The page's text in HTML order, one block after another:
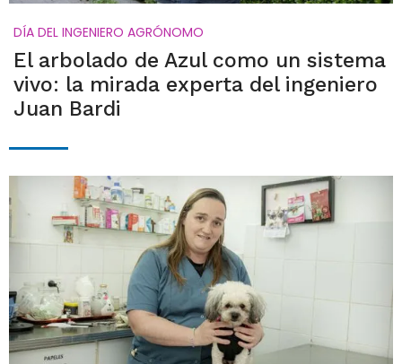
DÍA DEL INGENIERO AGRÓNOMO
El arbolado de Azul como un sistema
vivo: la mirada experta del ingeniero
Juan Bardi